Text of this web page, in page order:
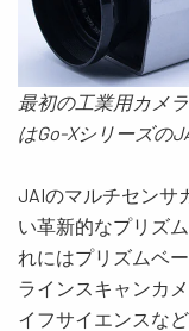
最初の工業用カメ
はGo-Xシリーズの
JAIのマルチセンサ
い革新的なプリズ
れにはプリズムベ
ラインスキャンカ
イフサイエンスな